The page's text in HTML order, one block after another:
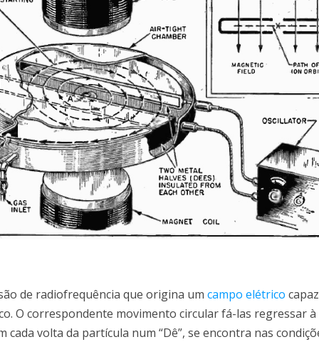
de radiofrequência que origina um campo elétrico
O correspondente movimento circular fá-las regressar
volta da partícula num “Dê”, se encontra nas